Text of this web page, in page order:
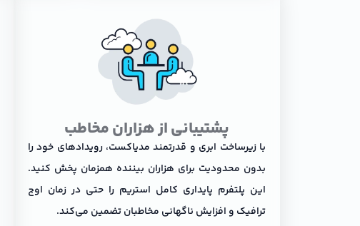
پشتیبانی از هزاران مخاطب
با زیرساخت ابری و قدرتمند مدیاکست، رویدادهای خود را
بدون محدودیت برای هزاران بیننده همزمان پخش کنید.
این پلتفرم پایداری کامل استریم را حتی در زمان اوج
ترافیک و افزایش ناگهانی مخاطبان تضمین می‌کند.